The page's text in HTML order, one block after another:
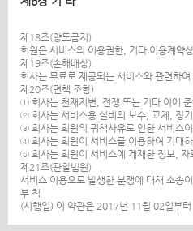
제18조(양도금지)
회원은 서비스의 이용권한, 기타 이용계약
제19조(손해배상)
회사는 무료로 제공되는 서비스와 관련하
제20조(면책 조항)
① 회사는 천재지변, 전쟁 또는 기타 이에
② 회사는 서비스용 설비의 보수, 교체, 정
③ 회사는 회원의 귀책사유로 인한 서비스
④ 회사는 회원이 서비스를 이용하여 기대
⑤ 회사는 회원이 서비스에 게재한 정보,
제21조(관할법원)
서비스 이용으로 발생한 분쟁에 대해 소송
부 칙
(시행일) 이 약관은 2017년 11월 02일부터